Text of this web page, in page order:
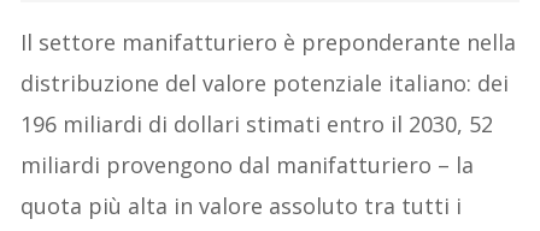
Il settore manifatturiero è preponderante nella
distribuzione del valore potenziale italiano: dei
196 miliardi di dollari stimati entro il 2030, 52
miliardi provengono dal manifatturiero – la
quota più alta in valore assoluto tra tutti i